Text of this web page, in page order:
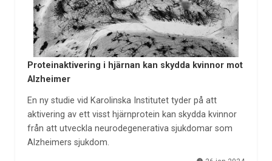
Proteinaktivering i hjärnan kan skydda kvinnor mot
Alzheimer
En ny studie vid Karolinska Institutet tyder på att
aktivering av ett visst hjärnprotein kan skydda kvinnor
från att utveckla neurodegenerativa sjukdomar som
Alzheimers sjukdom.